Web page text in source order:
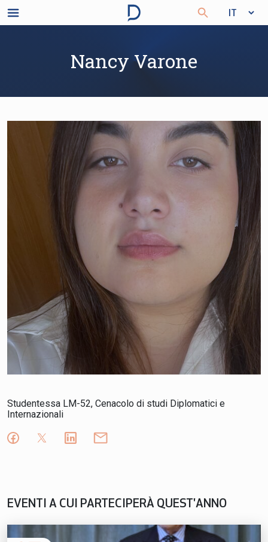
Nancy Varone
Studentessa LM-52, Cenacolo di studi Diplomatici e
Internazionali
EVENTI A CUI PARTECIPERÀ QUEST'ANNO